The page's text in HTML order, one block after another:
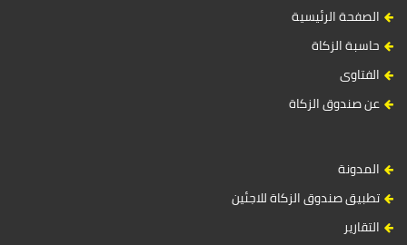
الصفحة الرئيسية
حاسبة الزكاة
الفتاوى
عن صندوق الزكاة
المدونة
تطبيق صندوق الزكاة للاجئين
التقارير